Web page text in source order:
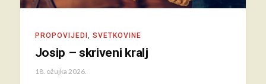
PROPOVIJEDI SVETKOVINE
Josip – skriveni kralj
18. ožujka 2026.